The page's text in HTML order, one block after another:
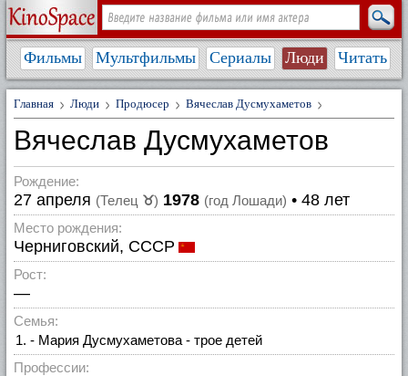
Фильмы Мультфильмы Сериалы Люди Читать
Главная Люди Продюсер Вячеслав Дусмухаметов
Вячеслав Дусмухаметов
Рождение:
27 апреля (Телец ♉) 1978 (год Лошади) • 48 лет
Место рождения:
Черниговский, СССР
Рост:
—
Семья:
- Мария Дусмухаметова - трое детей
Профессии: